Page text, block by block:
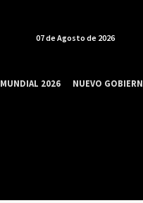
07 de Agosto de 2026
MUNDIAL 2026 NUEVO